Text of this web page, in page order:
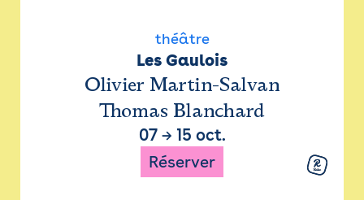
théâtre
Les Gaulois
Olivier Martin-Salvan
Thomas Blanchard
07→ 15 oct.
Réserver